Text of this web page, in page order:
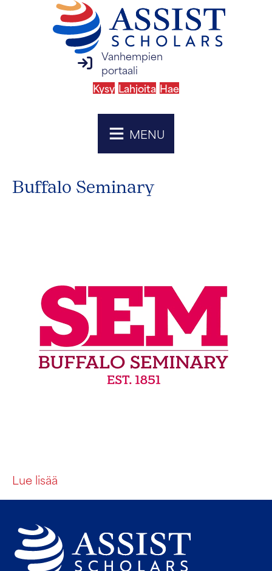
vanhempien portaalin kirjautuminen
Vanhempien
portaali
Kysy Lahjoita Hae
MENU
Buffalo Seminary
Lue lisää